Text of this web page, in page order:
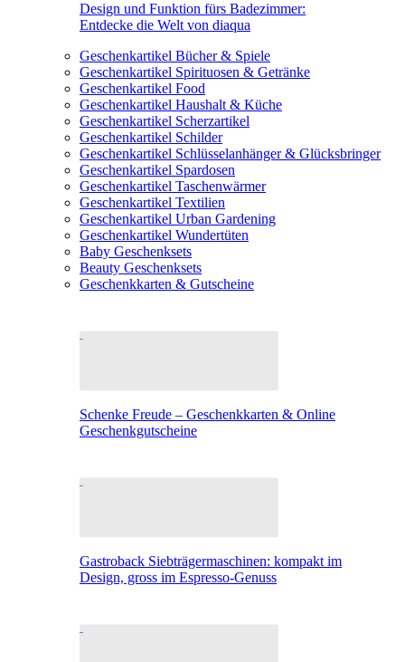
Design und Funktion fürs Badezimmer:
Entdecke die Welt von diaqua
Geschenkartikel Bücher & Spiele
Geschenkartikel Spirituosen & Getränke
Geschenkartikel Food
Geschenkartikel Haushalt & Küche
Geschenkartikel Scherzartikel
Geschenkartikel Schilder
Geschenkartikel Schlüsselanhänger & Glücksbringer
Geschenkartikel Spardosen
Geschenkartikel Taschenwärmer
Geschenkartikel Textilien
Geschenkartikel Urban Gardening
Geschenkartikel Wundertüten
Baby Geschenksets
Beauty Geschenksets
Geschenkkarten & Gutscheine
Schenke Freude – Geschenkkarten & Online
Geschenkgutscheine
Gastroback Siebträgermaschinen: kompakt im
Design, gross im Espresso-Genuss